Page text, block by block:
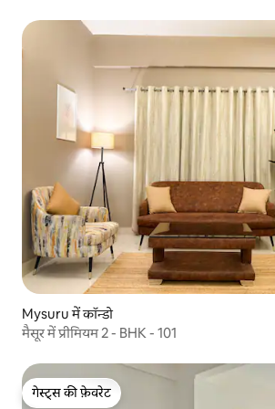
Mysuru में कॉन्डो
मैसूर में प्रीमियम 2 - BHK - 101
गेस्ट्स की फ़ेवरेट
गेस्ट्स की फ़ेवरेट